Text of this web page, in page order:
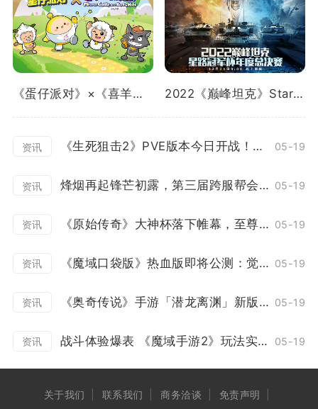
《蛋仔派对》×《喜羊羊与灰太狼》重磅联动曝光！ 2022《巅峰坦克》Star Road星路冠军杯总决赛12.24开启！
资讯 《生死狙击2》PVE版本今日开战！花式协作冒险 05-19
资讯 烽烟再起锋芒初露，第三届跨服帮会联赛正式打响！ 05-19
资讯 《原始传奇》大神杯落下帷幕，至尊战队上演百战不灭！ 05-19
资讯 《魔域口袋版》热血版即将公测：觉醒突破赛事升级 欧皇大奖等你来领！ 05-19
资讯 《奥奇传说》手游「潜龙离渊」新版本12月23日开启 05-19
资讯 战斗体验爆表 《魔域手游2》玩法实机演示泄露 05-19
关于我们 联系我们 商务洽谈 免责声明